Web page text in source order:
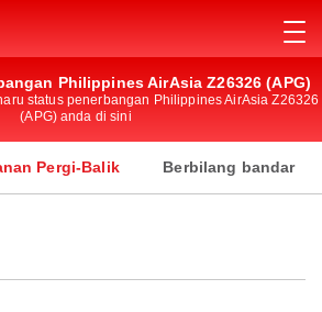
Philippines AirAsia Z26326 (APG)
status penerbangan Philippines AirAsia Z26326
(APG) anda di sini
Pergi-Balik Berbilang bandar